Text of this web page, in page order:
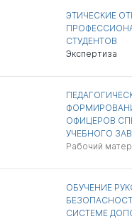
ЭТИЧЕСКИЕ
СТУДЕНТОВ
Экспертиза
ОФИЦЕРОВ
УЧЕБНОГО
Рабочий
ОБУЧЕНИЕ
СИСТЕМЕ